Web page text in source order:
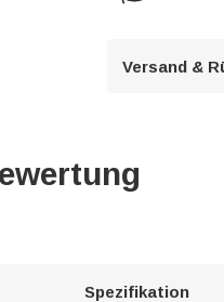
Versand &
Spezifikation